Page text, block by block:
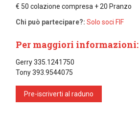
€ 50 colazione compresa + 20 Pranzo
Chi può partecipare?: Solo soci FIF
Per maggiori informazioni:
Gerry 335.1241750
Tony 393.9544075
Pre-iscriverti al raduno